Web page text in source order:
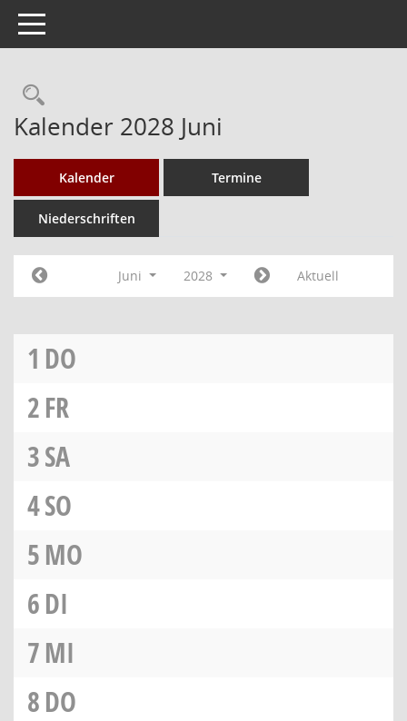
Toggle navigation
Rechercheauswahl
Kalender 2028 Juni
Kalender Termine
Niederschriften
Juni 2028 Aktuell
1 DO
2FR
3SA
4SO
5MO
6DI
7MI
8DO